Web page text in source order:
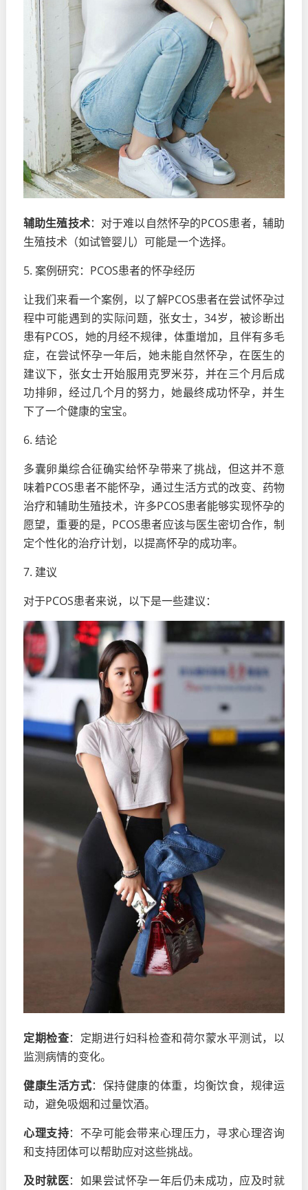
辅助生殖技术：对于难以自然怀孕的PCOS患者，辅助
生殖技术（如试管婴儿）可能是一个选择。
5. 案例研究：PCOS患者的怀孕经历
让我们来看一个案例，以了解PCOS患者在尝试怀孕过
程中可能遇到的实际问题，张女士，34岁，被诊断出
患有PCOS，她的月经不规律，体重增加，且伴有多毛
症，在尝试怀孕一年后，她未能自然怀孕，在医生的
建议下，张女士开始服用克罗米芬，并在三个月后成
功排卵，经过几个月的努力，她最终成功怀孕，并生
下了一个健康的宝宝。
6. 结论
多囊卵巢综合征确实给怀孕带来了挑战，但这并不意
味着PCOS患者不能怀孕，通过生活方式的改变、药物
治疗和辅助生殖技术，许多PCOS患者能够实现怀孕的
愿望，重要的是，PCOS患者应该与医生密切合作，制
定个性化的治疗计划，以提高怀孕的成功率。
7. 建议
对于PCOS患者来说，以下是一些建议：
定期检查：定期进行妇科检查和荷尔蒙水平测试，以
监测病情的变化。
健康生活方式：保持健康的体重，均衡饮食，规律运
动，避免吸烟和过量饮酒。
心理支持：不孕可能会带来心理压力，寻求心理咨询
和支持团体可以帮助应对这些挑战。
及时就医：如果尝试怀孕一年后仍未成功，应及时就